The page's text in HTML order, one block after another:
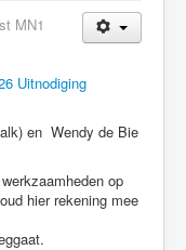
MN1
Uitnodiging
en Wendy de Bie
op
hier rekening mee